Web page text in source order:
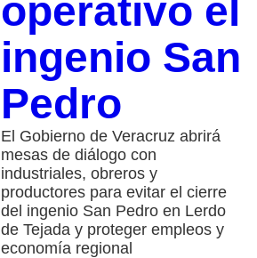
operativo el
ingenio San
Pedro
El Gobierno de Veracruz abrirá
mesas de diálogo con
industriales, obreros y
productores para evitar el cierre
del ingenio San Pedro en Lerdo
de Tejada y proteger empleos y
economía regional